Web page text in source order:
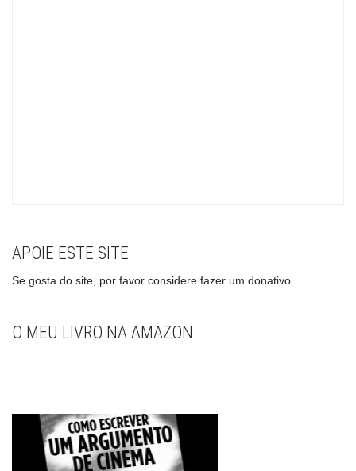
APOIE ESTE SITE
Se gosta do site, por favor considere fazer um donativo.
O MEU LIVRO NA AMAZON